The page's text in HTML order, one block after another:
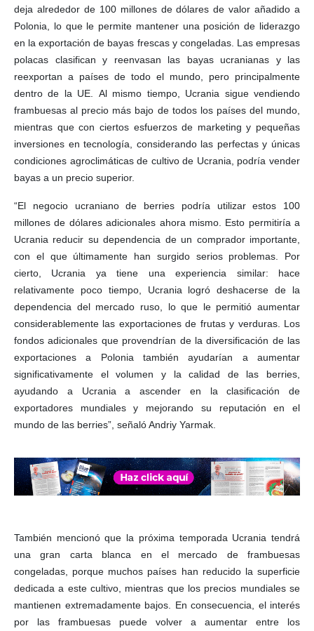
deja alrededor de 100 millones de dólares de valor añadido a
Polonia, lo que le permite mantener una posición de liderazgo
en la exportación de bayas frescas y congeladas. Las empresas
polacas clasifican y reenvasan las bayas ucranianas y las
reexportan a países de todo el mundo, pero principalmente
dentro de la UE. Al mismo tiempo, Ucrania sigue vendiendo
frambuesas al precio más bajo de todos los países del mundo,
mientras que con ciertos esfuerzos de marketing y pequeñas
inversiones en tecnología, considerando las perfectas y únicas
condiciones agroclimáticas de cultivo de Ucrania, podría vender
bayas a un precio superior.
“El negocio ucraniano de berries podría utilizar estos 100
millones de dólares adicionales ahora mismo. Esto permitiría a
Ucrania reducir su dependencia de un comprador importante,
con el que últimamente han surgido serios problemas. Por
cierto, Ucrania ya tiene una experiencia similar: hace
relativamente poco tiempo, Ucrania logró deshacerse de la
dependencia del mercado ruso, lo que le permitió aumentar
considerablemente las exportaciones de frutas y verduras. Los
fondos adicionales que provendrían de la diversificación de las
exportaciones a Polonia también ayudarían a aumentar
significativamente el volumen y la calidad de las berries,
ayudando a Ucrania a ascender en la clasificación de
exportadores mundiales y mejorando su reputación en el
mundo de las berries”, señaló Andriy Yarmak.
También mencionó que la próxima temporada Ucrania tendrá
una gran carta blanca en el mercado de frambuesas
congeladas, porque muchos países han reducido la superficie
dedicada a este cultivo, mientras que los precios mundiales se
mantienen extremadamente bajos. En consecuencia, el interés
por las frambuesas puede volver a aumentar entre los